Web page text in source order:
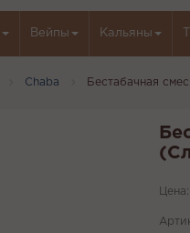
Вейпы Кальяны
Chaba Бестабачная
Цена: